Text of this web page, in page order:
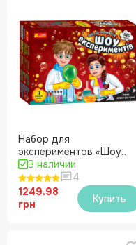
Набор для
экспериментов «Шоу
экспериментов»
В наличии
4
1249.98
грн
Купить